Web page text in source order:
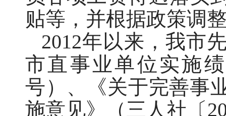
贴等，并根据政策调
2012年以来，我市
市直事业单位实施
号）、《关于完善事
施意见》（三人社〔